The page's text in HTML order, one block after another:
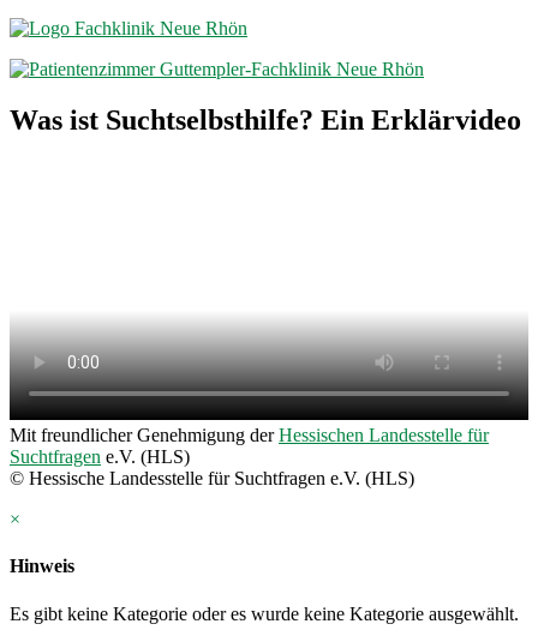
Was ist Suchtselbsthilfe? Ein Erklärvideo
Mit freundlicher Genehmigung derHessischen Landesstelle für
Suchtfragen e.V. (HLS)
© Hessische Landesstelle für Suchtfragen e.V. (HLS)
×
Hinweis
Es gibt keine Kategorie oder es wurde keine Kategorie ausgewählt.